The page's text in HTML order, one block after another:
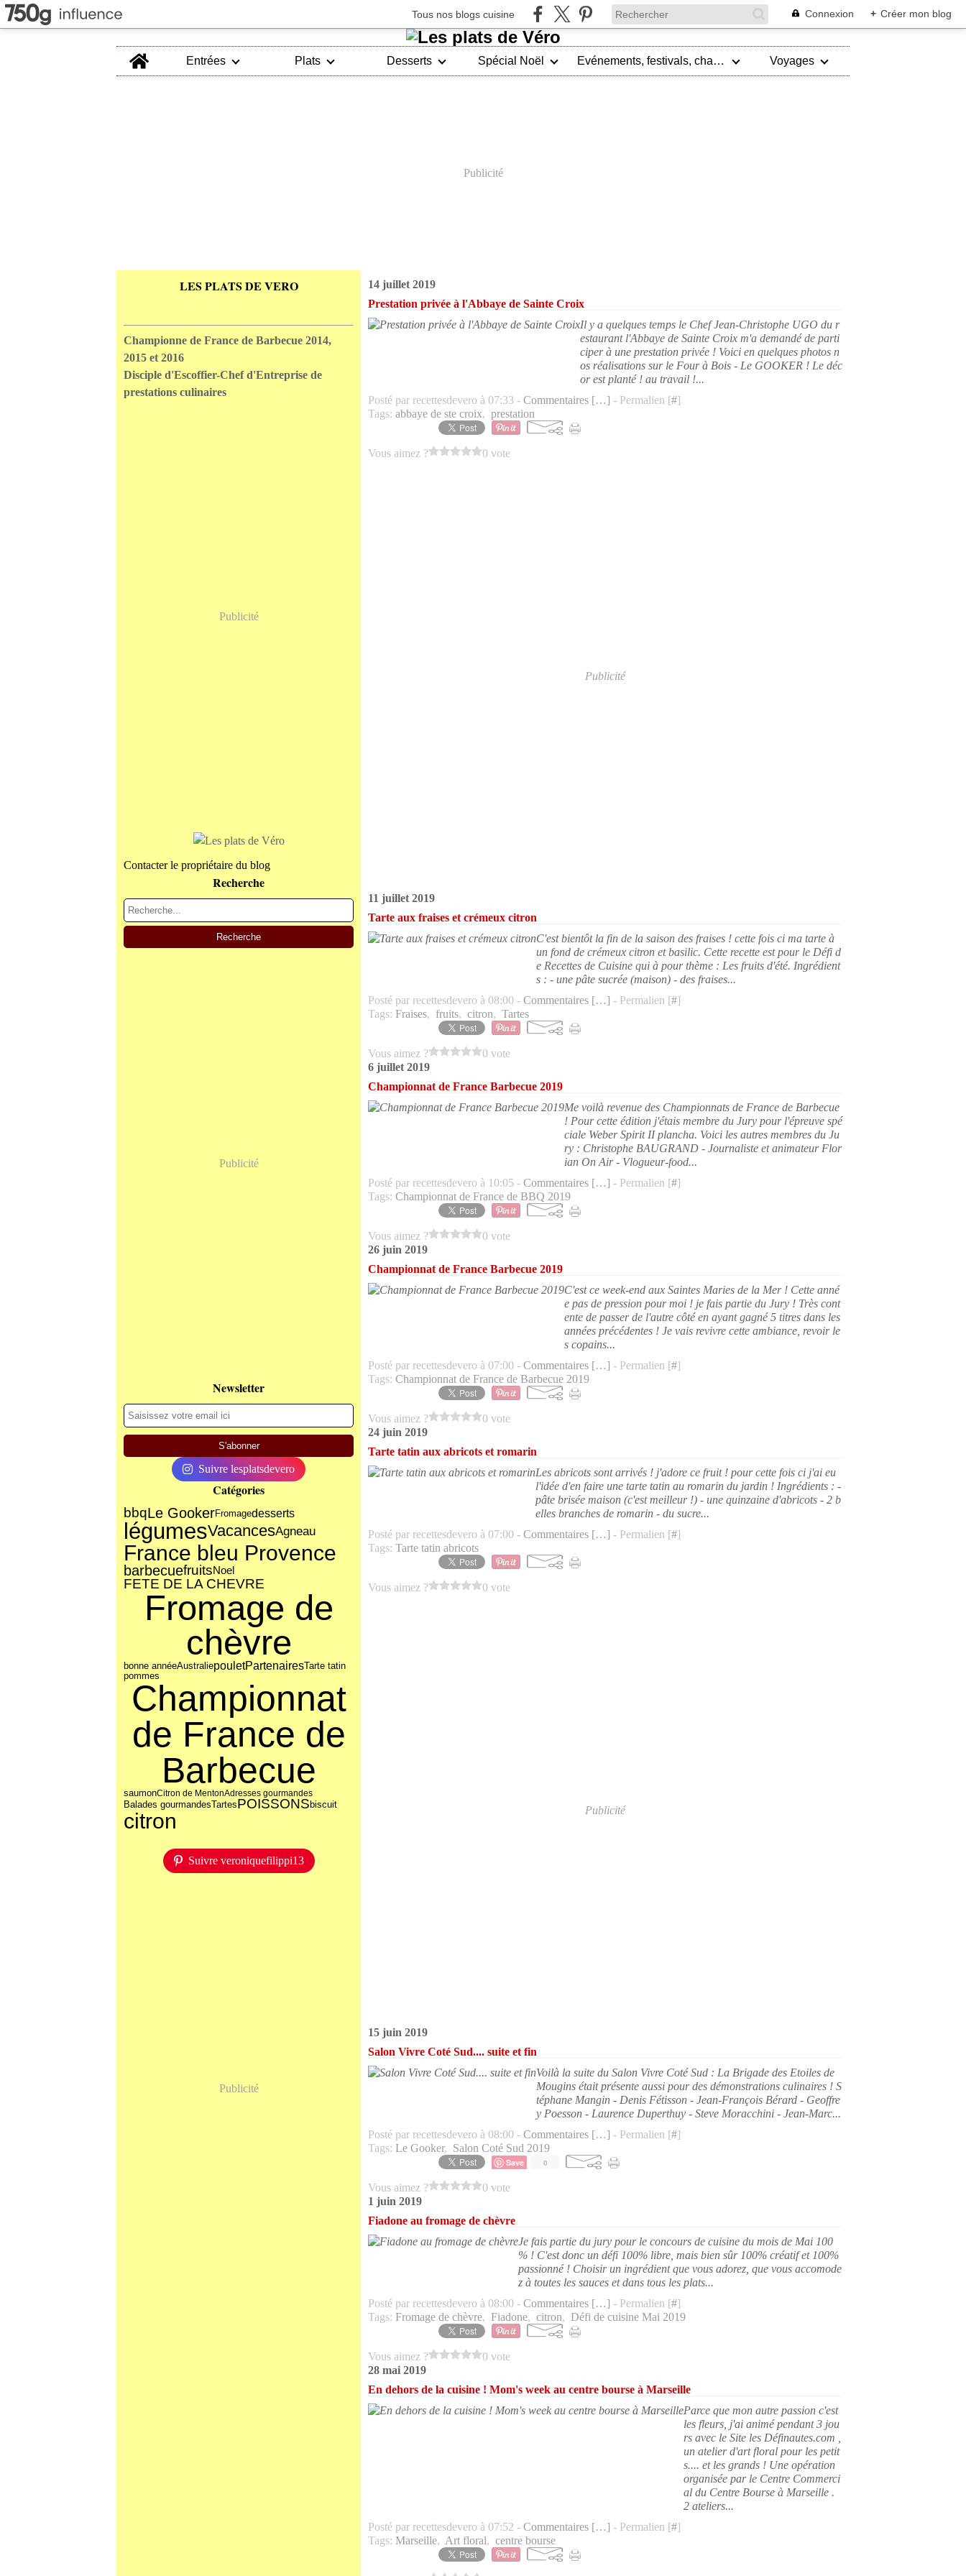
Tous nos blogs cuisine Connexion + Créer mon blog
Home
Entrées Plats Desserts Spécial Noël Evénements, festivals, championnat Voyages
Publicité
LES PLATS DE VERO
Championne de France de Barbecue 2014,
2015 et 2016
Disciple d'Escoffier-Chef d'Entreprise de
prestations culinaires
Publicité
Contacter le propriétaire du blog
Recherche
Publicité
Newsletter
Suivre lesplatsdevero
Catégories
bbqLe GookerFromagedesserts
légumesVacancesAgneau
France bleu Provence
barbecuefruitsNoel
FETE DE LA CHEVRE
Fromage de
chèvre
bonne annéeAustraliepouletPartenairesTarte tatin
pommes
Championnat
de France de
Barbecue
saumonCitron de MentonAdresses gourmandes
Balades gourmandesTartesPOISSONSbiscuit
citron
Suivre veroniquefilippi13
Publicité
14 juillet 2019
Prestation privée à l'Abbaye de Sainte Croix
Il y a quelques temps le Chef Jean-Christophe UGO du r
estaurant l'Abbaye de Sainte Croix m'a demandé de parti
ciper à une prestation privée ! Voici en quelques photos n
os réalisations sur le Four à Bois - Le GOOKER ! Le déc
or est planté ! au travail !...
Posté par recettesdevero à 07:33 - Commentaires […] - Permalien [#]
Tags: abbaye de ste croix, prestation
Vous aimez ? 0 vote
Publicité
11 juillet 2019
Tarte aux fraises et crémeux citron
C'est bientôt la fin de la saison des fraises ! cette fois ci ma tarte à
un fond de crémeux citron et basilic. Cette recette est pour le Défi d
e Recettes de Cuisine qui à pour thème : Les fruits d'été. Ingrédient
s : - une pâte sucrée (maison) - des fraises...
Posté par recettesdevero à 08:00 - Commentaires […] - Permalien [#]
Tags: Fraises, fruits, citron, Tartes
Vous aimez ?
0 vote
6 juillet 2019
Championnat de France Barbecue 2019
Me voilà revenue des Championnats de France de Barbecue
! Pour cette édition j'étais membre du Jury pour l'épreuve spé
ciale Weber Spirit II plancha. Voici les autres membres du Ju
ry : Christophe BAUGRAND - Journaliste et animateur Flor
ian On Air - Vlogueur-food...
Posté par recettesdevero à 10:05 - Commentaires […] - Permalien [#]
Tags: Championnat de France de BBQ 2019
Vous aimez ?
0 vote
26 juin 2019
Championnat de France Barbecue 2019
C'est ce week-end aux Saintes Maries de la Mer ! Cette anné
e pas de pression pour moi ! je fais partie du Jury ! Très cont
ente de passer de l'autre côté en ayant gagné 5 titres dans les
années précédentes ! Je vais revivre cette ambiance, revoir le
s copains...
Posté par recettesdevero à 07:00 - Commentaires […] - Permalien [#]
Tags: Championnat de France de Barbecue 2019
Vous aimez ?
0 vote
24 juin 2019
Tarte tatin aux abricots et romarin
Les abricots sont arrivés ! j'adore ce fruit ! pour cette fois ci j'ai eu
l'idée d'en faire une tarte tatin au romarin du jardin ! Ingrédients : -
pâte brisée maison (c'est meilleur !) - une quinzaine d'abricots - 2 b
elles branches de romarin - du sucre...
Posté par recettesdevero à 07:00 - Commentaires […] - Permalien [#]
Tags: Tarte tatin abricots
Vous aimez ? 0 vote
Publicité
15 juin 2019
Salon Vivre Coté Sud.... suite et fin
Voilà la suite du Salon Vivre Coté Sud : La Brigade des Etoiles de
Mougins était présente aussi pour des démonstrations culinaires ! S
téphane Mangin - Denis Fétisson - Jean-François Bérard - Geoffre
y Poesson - Laurence Duperthuy - Steve Moracchini - Jean-Marc...
Posté par recettesdevero à 08:00 - Commentaires […] - Permalien [#]
Tags: Le Gooker, Salon Coté Sud 2019
0
Save
Vous aimez ?
0 vote
1 juin 2019
Fiadone au fromage de chèvre
Je fais partie du jury pour le concours de cuisine du mois de Mai 100
% ! C'est donc un défi 100% libre, mais bien sûr 100% créatif et 100%
passionné ! Choisir un ingrédient que vous adorez, que vous accomode
z à toutes les sauces et dans tous les plats...
Posté par recettesdevero à 08:00 - Commentaires […] - Permalien [#]
Tags: Fromage de chèvre, Fiadone, citron, Défi de cuisine Mai 2019
Vous aimez ?
0 vote
28 mai 2019
En dehors de la cuisine ! Mom's week au centre bourse à Marseille
Parce que mon autre passion c'est
les fleurs, j'ai animé pendant 3 jou
rs avec le Site les Définautes.com ,
un atelier d'art floral pour les petit
s.... et les grands ! Une opération
organisée par le Centre Commerci
al du Centre Bourse à Marseille .
2 ateliers...
Posté par recettesdevero à 07:52 - Commentaires […] - Permalien [#]
Tags: Marseille, Art floral, centre bourse